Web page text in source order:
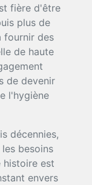
fière d'être
plus de
fournir des
de haute
de devenir
l'hygiène
décennies,
besoins
histoire est
envers